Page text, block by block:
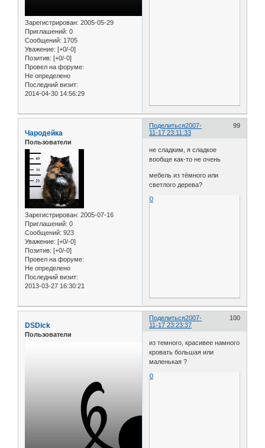
Зарегистрирован: 2005-05-29
Приглашений: 0
Сообщений: 1705
Уважение: [+0/-0]
Позитив: [+0/-0]
Провел на форуме:
Не определено
Последний визит:
2014-04-30 14:56:29
Поделиться 99
2007-
11-17 23:11:33
Чародейка
Пользователи
Зарегистрирован: 2005-07-16
Приглашений: 0
Сообщений: 923
Уважение: [+0/-0]
Позитив: [+0/-0]
Провел на форуме:
Не определено
Последний визит:
2013-03-27 16:30:21
не сладким, я сладкое
вообще как-то не очень
мебель из тёмного или
светлого дерева?
0
Поделиться 100
2007-
11-17 23:23:37
DSDick
Пользователи
из темного, красивее намного
кровать большая или
маленькая ?
0